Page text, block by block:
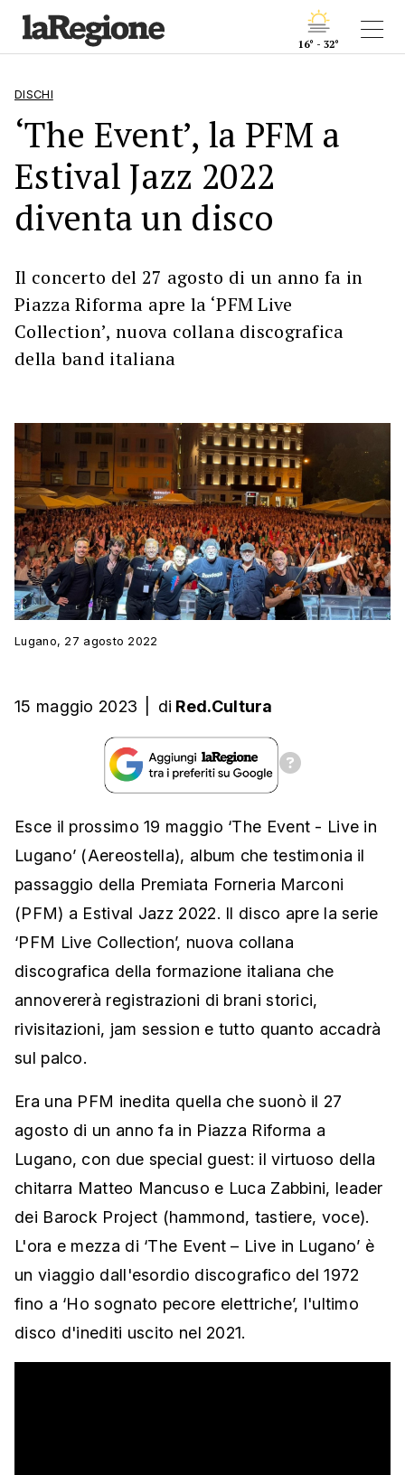
16° - 32°
DISCHI
‘The Event’, la PFM a
Estival Jazz 2022
diventa un disco
Il concerto del 27 agosto di un anno fa in
Piazza Riforma apre la ‘PFM Live
Collection’, nuova collana discografica
della band italiana
Lugano, 27 agosto 2022
15 maggio 2023 di Red.Cultura
Esce il prossimo 19 maggio ‘The Event - Live in
Lugano’ (Aereostella), album che testimonia il
passaggio della Premiata Forneria Marconi
(PFM) a Estival Jazz 2022. Il disco apre la serie
‘PFM Live Collection’, nuova collana
discografica della formazione italiana che
annovererà registrazioni di brani storici,
rivisitazioni, jam session e tutto quanto accadrà
sul palco.
Era una PFM inedita quella che suonò il 27
agosto di un anno fa in Piazza Riforma a
Lugano, con due special guest: il virtuoso della
chitarra Matteo Mancuso e Luca Zabbini, leader
dei Barock Project (hammond, tastiere, voce).
L'ora e mezza di ‘The Event – Live in Lugano’ è
un viaggio dall'esordio discografico del 1972
fino a ‘Ho sognato pecore elettriche’, l'ultimo
disco d'inediti uscito nel 2021.